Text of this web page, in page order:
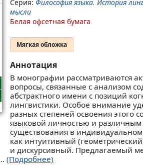
Серия: Философия языка. История
мысли
Белая офсетная бумага
Мягкая обложка
Аннотация
В монографии рассматриваются
вопросы, связанные с анализом
абстрактного имени с позиций
лингвистики. Особое внимание
разных степеней освоения этого
языковой личностью и различным
существования в
как интуитивный
и дискурсивный. Предлагаемый
(Подробнее)